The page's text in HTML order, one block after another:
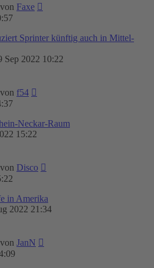
von Faxe
Sprinter künftig auch in Mittel-
Sep 2022 10:22
von f54
Neckar-Raum
15:22
von Disco
in Amerika
2022 21:34
von JanN